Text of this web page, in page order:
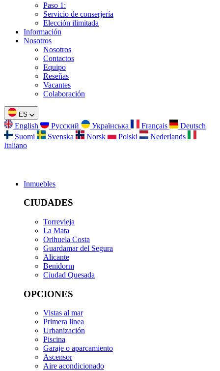
Paso 1:
Servicio de conserjería
Elección ilimitada
Información
Nosotros
Nosotros
Contactos
Equipo
Reseñas
Vacantes
Colaboración
ES
English Русский Українська Français
Deutsch
Suomi
Svenska Norsk Polski
Nederlands
Italiano
Inmuebles
CIUDADES
Torrevieja
La Mata
Orihuela Costa
Guardamar del Segura
Alicante
Benidorm
Ciudad Quesada
OPCIONES
Vistas al mar
Primera linea
Urbanización
Piscina
Garaje o aparcamiento
Ascensor
Aire acondicionado